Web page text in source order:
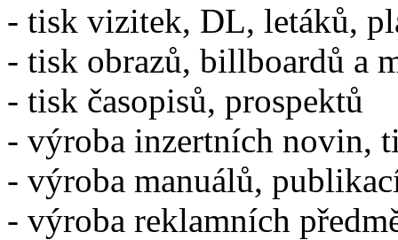
- tisk vizitek, DL, letáků,
- tisk obrazů, billboardů a
- tisk časopisů, prospektů
- výroba inzertních novin,
- výroba manuálů,
- výroba reklamních